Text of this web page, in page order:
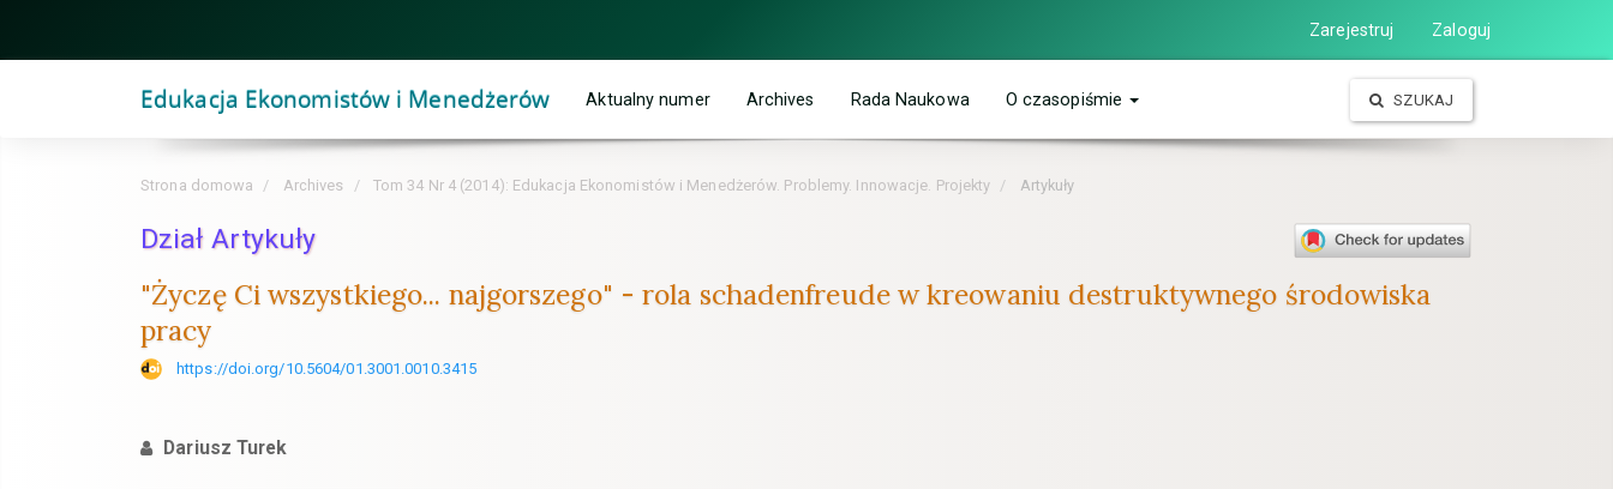
Zarejestruj Zaloguj
Edukacja Ekonomistów i Menedżerów Aktualny numer Archives Rada Naukowa O czasopiśmie SZUKAJ
Strona domowa Archives Tom 34 Nr 4 (2014): Edukacja Ekonomistów i Menedżerów. Problemy. Innowacje. Projekty Artykuły
Dział Artykuły
"Życzę Ci wszystkiego... najgorszego" - rola schadenfreude w kreowaniu destruktywnego środowiska
pracy
https://doi.org/10.5604/01.3001.0010.3415
Dariusz Turek